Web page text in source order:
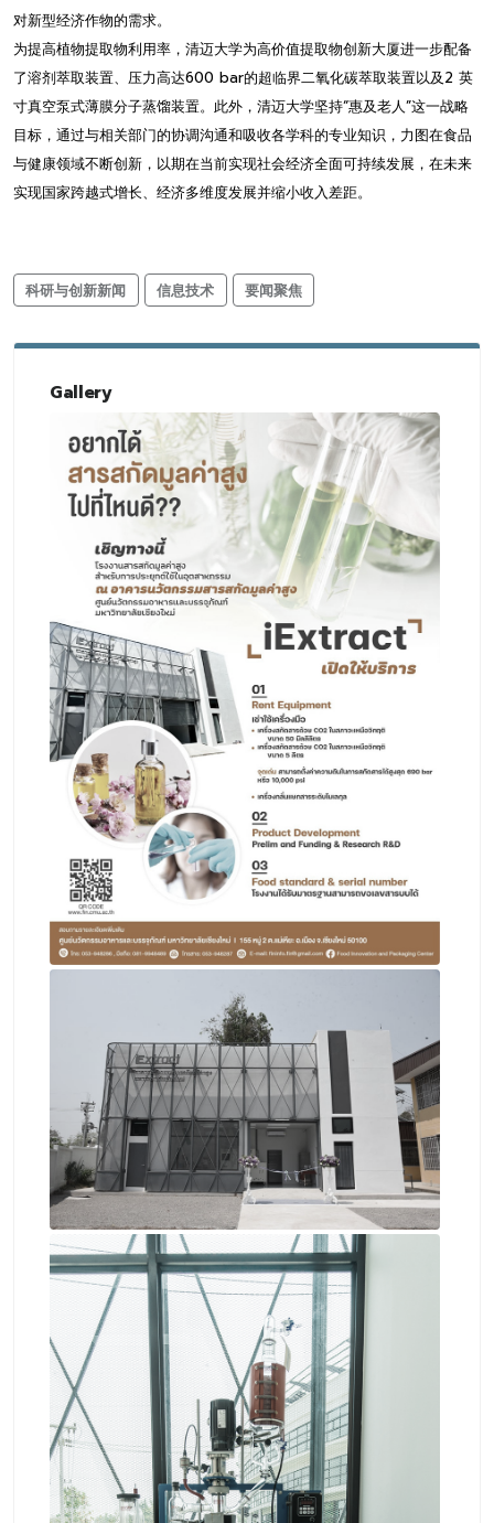
对新型经济作物的需求。
为提高植物提取物利用率，清迈大学为高价值提取物创新大厦进一步配备
了溶剂萃取装置、压力高达600 bar的超临界二氧化碳萃取装置以及2 英
寸真空泵式薄膜分子蒸馏装置。此外，清迈大学坚持“惠及老人”这一战略
目标，通过与相关部门的协调沟通和吸收各学科的专业知识，力图在食品
与健康领域不断创新，以期在当前实现社会经济全面可持续发展，在未来
实现国家跨越式增长、经济多维度发展并缩小收入差距。
科研与创新新闻 信息技术 要闻聚焦
Gallery